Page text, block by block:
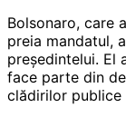
Bolsonaro, care
preia mandatul,
președintelui. El
face parte din
clădirilor publice